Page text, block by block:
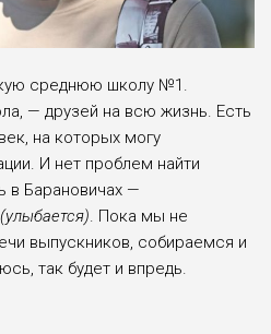
среднюю школу №1.
— друзей на всю жизнь. Есть
на которых могу
И нет проблем найти
в Барановичах —
(улыбается). Пока мы не
выпускников, собираемся и
так будет и впредь.